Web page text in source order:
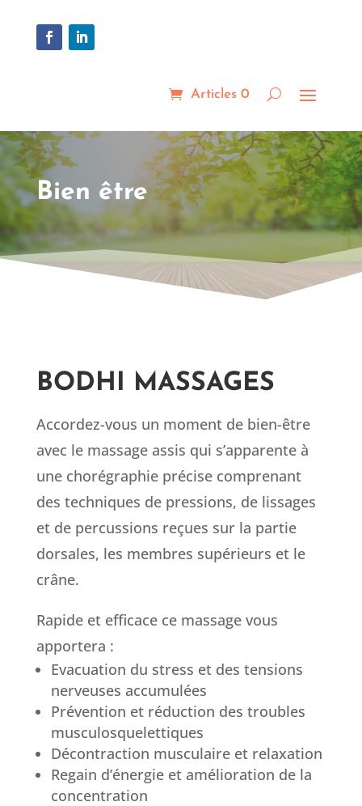
Articles 0
Bien être
BODHI MASSAGES
Accordez-vous un moment de bien-être
avec le massage assis qui s’apparente à
une chorégraphie précise comprenant
des techniques de pressions, de lissages
et de percussions reçues sur la partie
dorsales, les membres supérieurs et le
crâne.
Rapide et efficace ce massage vous
apportera :
Evacuation du stress et des tensions
nerveuses accumulées
Prévention et réduction des troubles
musculosquelettiques
Décontraction musculaire et relaxation
Regain d’énergie et amélioration de la
concentration